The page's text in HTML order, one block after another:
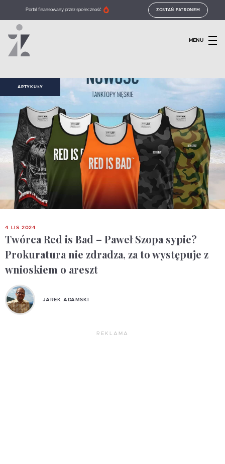
Portal finansowany przez społeczność ZOSTAŃ PATRONEM
MENU
ARTYKUŁY
4 LIS 2024
Twórca Red is Bad – Paweł Szopa sypie?
Prokuratura nie zdradza, za to występuje z
wnioskiem o areszt
JAREK ADAMSKI
REKLAMA